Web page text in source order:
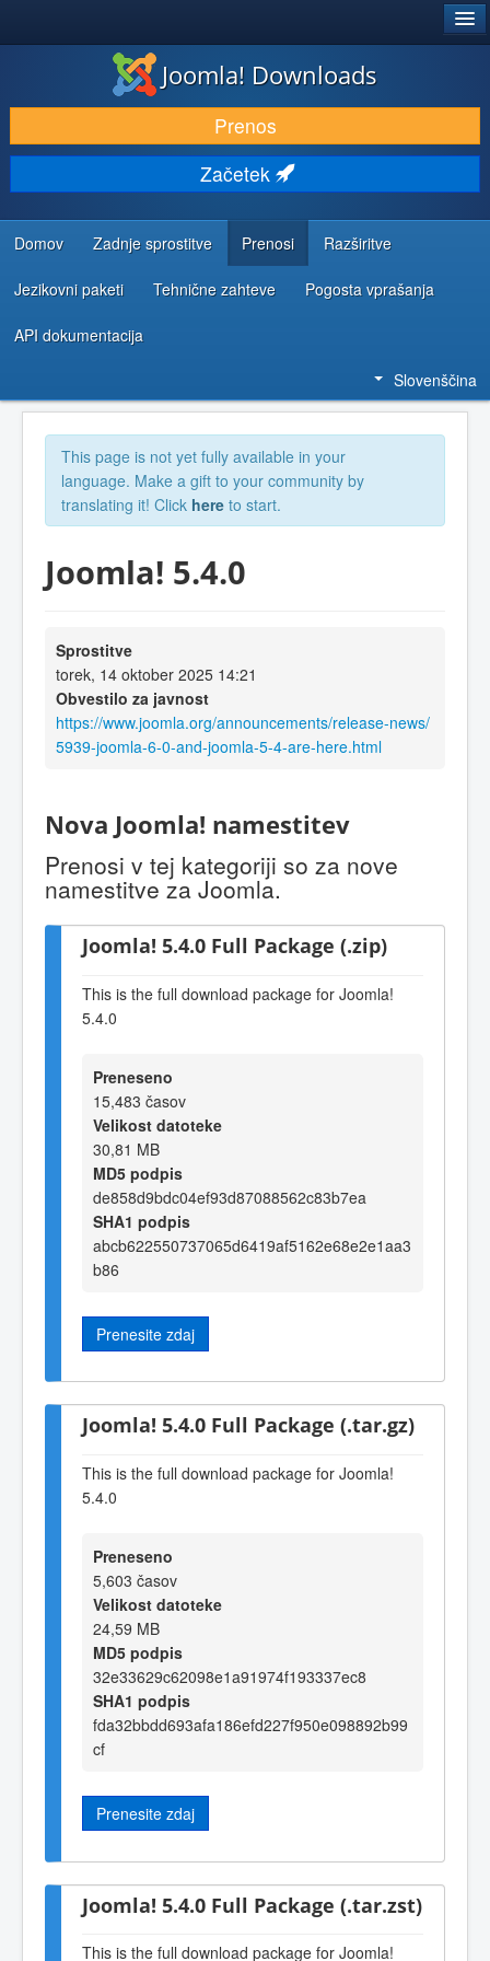
PRENESI IN RAZŠIRI
ODKRIJTE & IZVEJTE
SKUPNOST IN PODPORA
VIRI ZA RAZVIJALCE
Joomla! Downloads
Prenos
Začetek
Domov Zadnje sprostitve Prenosi Razširitve
Jezikovni paketi Tehnične zahteve Pogosta vprašanja
API dokumentacija
Slovenščina
This page is not yet fully available in your
language. Make a gift to your community by
translating it! Click here to start.
Joomla! 5.4.0
Sprostitve
torek, 14 oktober 2025 14:21
Obvestilo za javnost
https://www.joomla.org/announcements/release-news/
5939-joomla-6-0-and-joomla-5-4-are-here.html
Nova Joomla! namestitev
Prenosi v tej kategoriji so za nove
namestitve za Joomla.
Joomla! 5.4.0 Full Package (.zip)
This is the full download package for Joomla!
5.4.0
Preneseno
15,483 časov
Velikost datoteke
30,81 MB
MD5 podpis
de858d9bdc04ef93d87088562c83b7ea
SHA1 podpis
abcb622550737065d6419af5162e68e2e1aa3
b86
Prenesite zdaj
Joomla! 5.4.0 Full Package (.tar.gz)
This is the full download package for Joomla!
5.4.0
Preneseno
5,603 časov
Velikost datoteke
24,59 MB
MD5 podpis
32e33629c62098e1a91974f193337ec8
SHA1 podpis
fda32bbdd693afa186efd227f950e098892b99
cf
Prenesite zdaj
Joomla! 5.4.0 Full Package (.tar.zst)
This is the full download package for Joomla!